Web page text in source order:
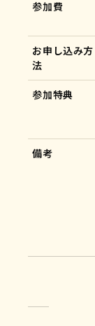
参加費
お申し込み方
法
参加特典
備考